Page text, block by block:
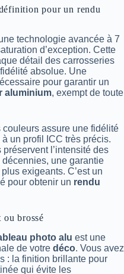
pour un rendu
technologie avancée à 7
d’exception. Cette
détail des carrosseries
absolue. Une
pour garantir un
aluminium, exempt de toute
assure une fidélité
un profil ICC très précis.
l’intensité des
une garantie
exigeants. C’est un
pour obtenir un rendu
brossé
photo alu est une
de votre déco. Vous avez
: la finition brillante pour
qui évite les